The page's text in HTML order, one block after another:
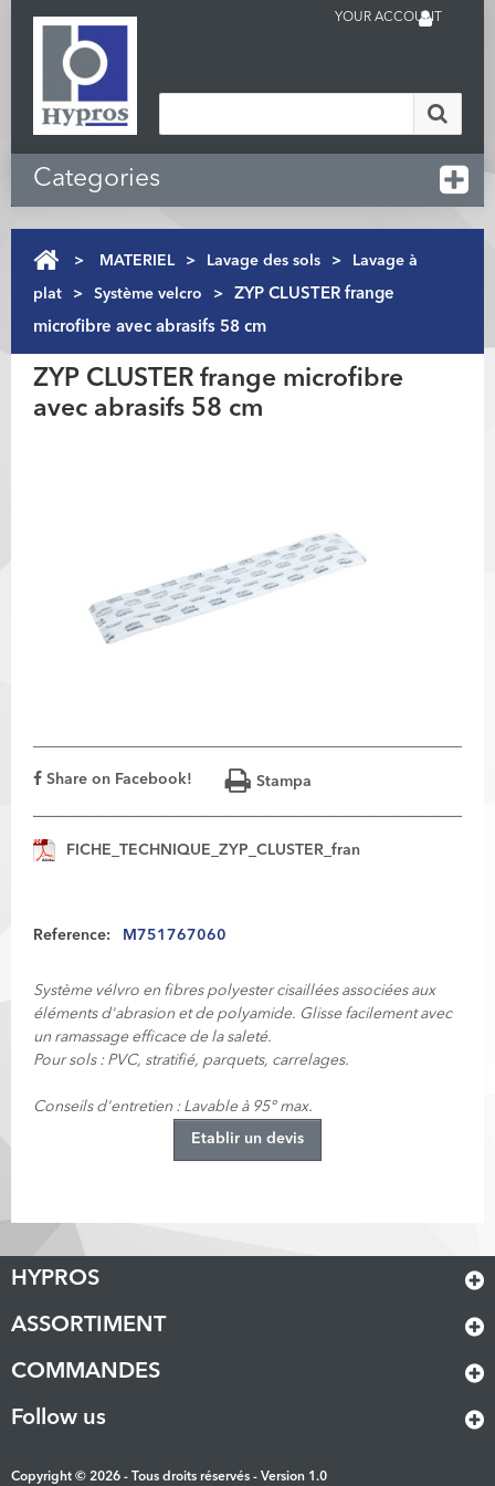
YOUR ACCOUNT
Categories
> MATERIEL > Lavage des sols > Lavage à
plat > Système velcro >
ZYP CLUSTER frange
microfibre avec abrasifs 58 cm
ZYP CLUSTER frange microfibre
avec abrasifs 58 cm
Share on Facebook! Stampa
FICHE_TECHNIQUE_ZYP_CLUSTER_fran
Reference: M751767060
Système vélvro en fibres polyester cisaillées associées aux
éléments d'abrasion et de polyamide. Glisse facilement avec
un ramassage efficace de la saleté.
Pour sols : PVC, stratifié, parquets, carrelages.
Conseils d'entretien : Lavable à 95° max.
Etablir un devis
HYPROS
Copyright © 2026 - Tous droits réservés - Version 1.0
ASSORTIMENT
COMMANDES
Follow us